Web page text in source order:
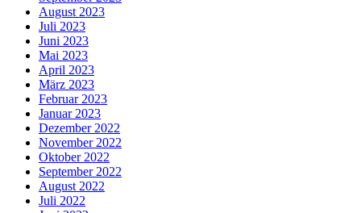
August 2023
Juli 2023
Juni 2023
Mai 2023
April 2023
März 2023
Februar 2023
Januar 2023
Dezember 2022
November 2022
Oktober 2022
September 2022
August 2022
Juli 2022